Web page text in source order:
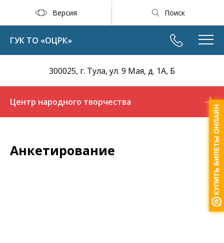
Версия Поиск
300025, г. Тула, ул. 9 Мая, д. 1А, Б
ГУК ТО «ОЦРК»
Центр народного творчества
Анкетирование